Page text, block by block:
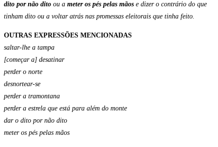
dito por não dito ou a meter os pés pelas mãos e dizer o contrário do que
tinham dito ou a voltar atrás nas promessas eleitorais que tinha feito.
OUTRAS EXPRESSÕES MENCIONADAS
saltar-lhe a tampa
[começar a] desatinar
perder o norte
desnortear-se
perder a tramontana
perder a estrela que está para além do monte
dar o dito por não dito
meter os pés pelas mãos